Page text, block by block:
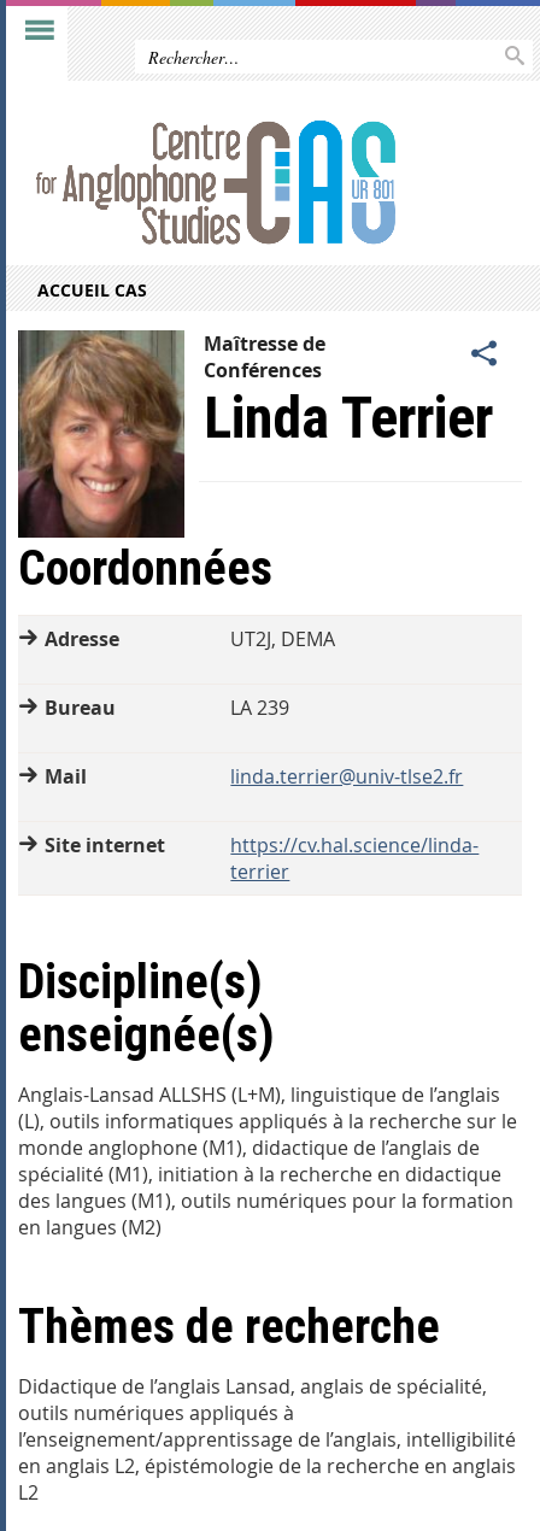
ACCUEIL CAS
Maîtresse de
Conférences
Linda Terrier
Coordonnées
Adresse UT2J, DEMA
Bureau LA 239
Mail linda.terrier@univ-tlse2.fr
Site internet
https://cv.hal.science/linda-
terrier
Discipline(s)
enseignée(s)
Anglais-Lansad ALLSHS (L+M), linguistique de l’anglais
(L), outils informatiques appliqués à la recherche sur le
monde anglophone (M1), didactique de l’anglais de
spécialité (M1), initiation à la recherche en didactique
des langues (M1), outils numériques pour la formation
en langues (M2)
Thèmes de recherche
Didactique de l’anglais Lansad, anglais de spécialité,
outils numériques appliqués à
l’enseignement/apprentissage de l’anglais, intelligibilité
en anglais L2, épistémologie de la recherche en anglais
L2